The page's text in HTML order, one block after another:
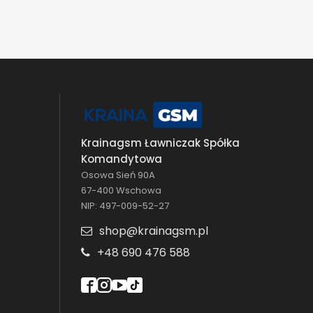
Krainagsm Ławniczak Spółka
Komandytowa
Osowa Sień 90A
67-400 Wschowa
NIP: 497-009-52-27
shop@krainagsm.pl
+48 690 476 588